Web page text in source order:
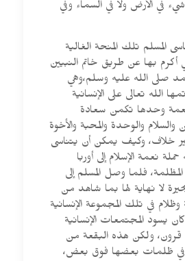
في الأرض ولا في السماء وفي
المسلم تلك المنحة الغالية
أكرم بها عن طريق خاتم النبيين
صلى الله عليه وسلم،وهي
الله تعالى على الإنسانية
وحدها تكمن سعادة
والسلام والوحدة والمحبة والأخوة
خلاف، وكيف يمكن أن يتناسى
نعمة الإسلام إلى أوربا
فلما وصل المسلم إلى
لا نهاية لها بما شاهد من
في تلك المجموعة الإنسانية
يسود المجتمعات الإنسانية
قرون، ولكن هذه البقعة من
في ظلمات بعضها فوق بعض،